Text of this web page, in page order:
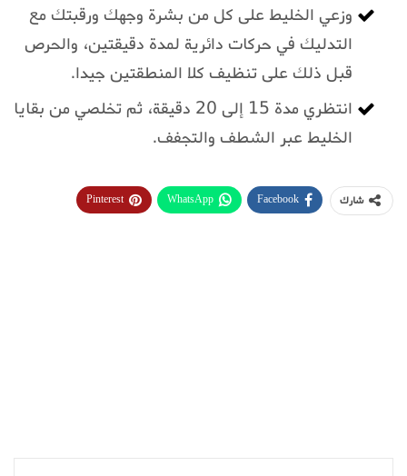
وزعي الخليط على كل من بشرة وجهك ورقبتك مع
التدليك في حركات دائرية لمدة دقيقتين، والحرص
قبل ذلك على تنظيف كلا المنطقتين جيدا.
انتظري مدة 15 إلى 20 دقيقة، ثم تخلصي من بقايا
الخليط عبر الشطف والتجفف.
شارك Facebook
WhatsApp
Pinterest